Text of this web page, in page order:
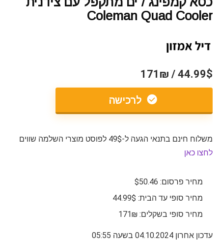
Coleman Quad Cooler
44.99$ / 171₪
לרכישה
משלוח חינם בתנאי הגעה ל-49$ לפוסט מוצרי השלמה שווים
לחצו כאן
מחיר פרסום: $50.46
מחיר סופי עד הבית: 44.99$
מחיר סופי בשקלים: 171₪
עדכון אחרון 04.10.2024 בשעה 05:55